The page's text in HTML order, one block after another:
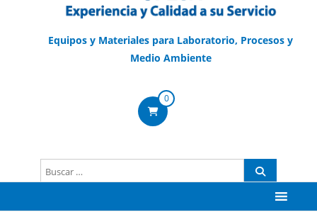
Equipos y Materiales para Laboratorio, Procesos y
Medio Ambiente
0